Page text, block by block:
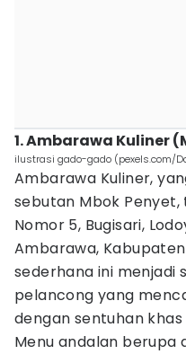
1. Ambarawa Kuliner
ilustrasi gado-gado (pexels.com/
Ambarawa Kuliner,
sebutan Mbok
Nomor 5, Bugisari,
Ambarawa,
sederhana ini menjadi
pelancong yang
dengan sentuhan
Menu andalan berupa